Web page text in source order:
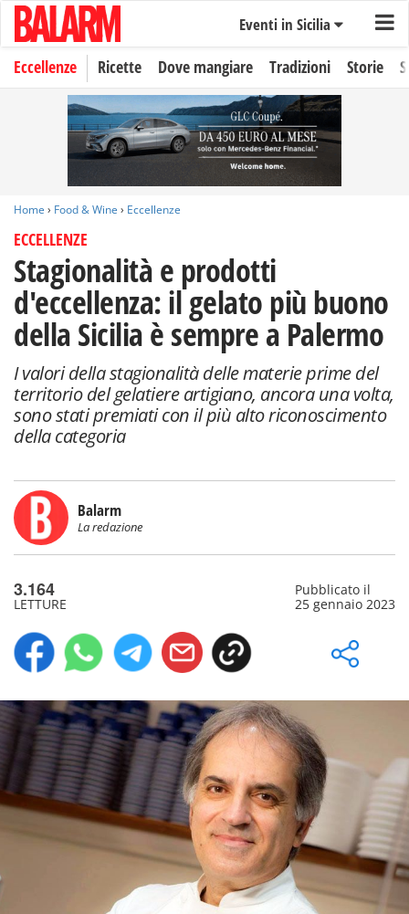
Eventi in Sicilia
Eccellenze Ricette Dove mangiare Tradizioni Storie
Home › Food & Wine › Eccellenze
ECCELLENZE
Stagionalità e prodotti
d'eccellenza: il gelato più buono
della Sicilia è sempre a Palermo
I valori della stagionalità delle materie prime del
territorio del gelatiere artigiano, ancora una volta,
sono stati premiati con il più alto riconoscimento
della categoria
Balarm
La redazione
3.164
LETTURE
Pubblicato il
25 gennaio 2023